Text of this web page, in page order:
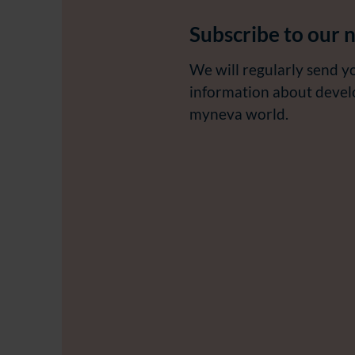
Subscribe to our
We will regularly send
information about
myneva world.